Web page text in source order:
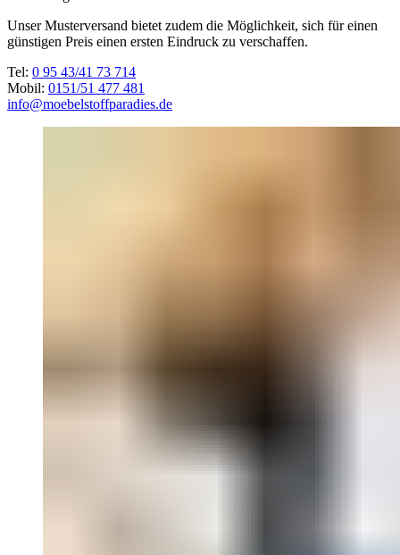
Unser Musterversand bietet zudem die Möglichkeit, sich für einen
günstigen Preis einen ersten Eindruck zu verschaffen.
Tel: 0 95 43/41 73 714
Mobil: 0151/51 477 481
info@moebelstoffparadies.de